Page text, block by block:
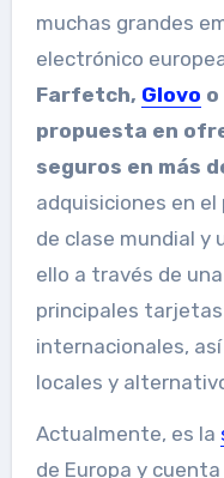
muchas grandes
electrónico
Farfetch, Glovo o
propuesta en
seguros en más
adquisiciones en
de clase mundial y
ello a través de
principales
internacionales,
locales y
Actualmente, es la
de Europa y